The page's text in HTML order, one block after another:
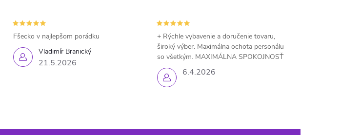
Vladimír Branický
21.5.2026
Fšecko v najlepšom porádku
6.4.2026
+ Rýchle vybavenie a doručenie tovaru,
široký výber. Maximálna ochota personálu
so všetkým. MAXIMÁLNA SPOKOJNOSŤ